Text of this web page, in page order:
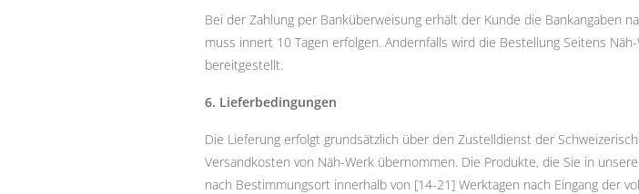
Bei der Zahlung per Banküberweisung erhält der Kunde die Bankangaben
muss innert 10 Tagen erfolgen. Andernfalls wird die Bestellung Seitens
bereitgestellt.
6. Lieferbedingungen
Die Lieferung erfolgt grundsätzlich über den Zustelldienst der
Versandkosten von Näh-Werk übernommen. Die Produkte, die Sie in
nach Bestimmungsort innerhalb von [14-21] Werktagen nach Eingang der